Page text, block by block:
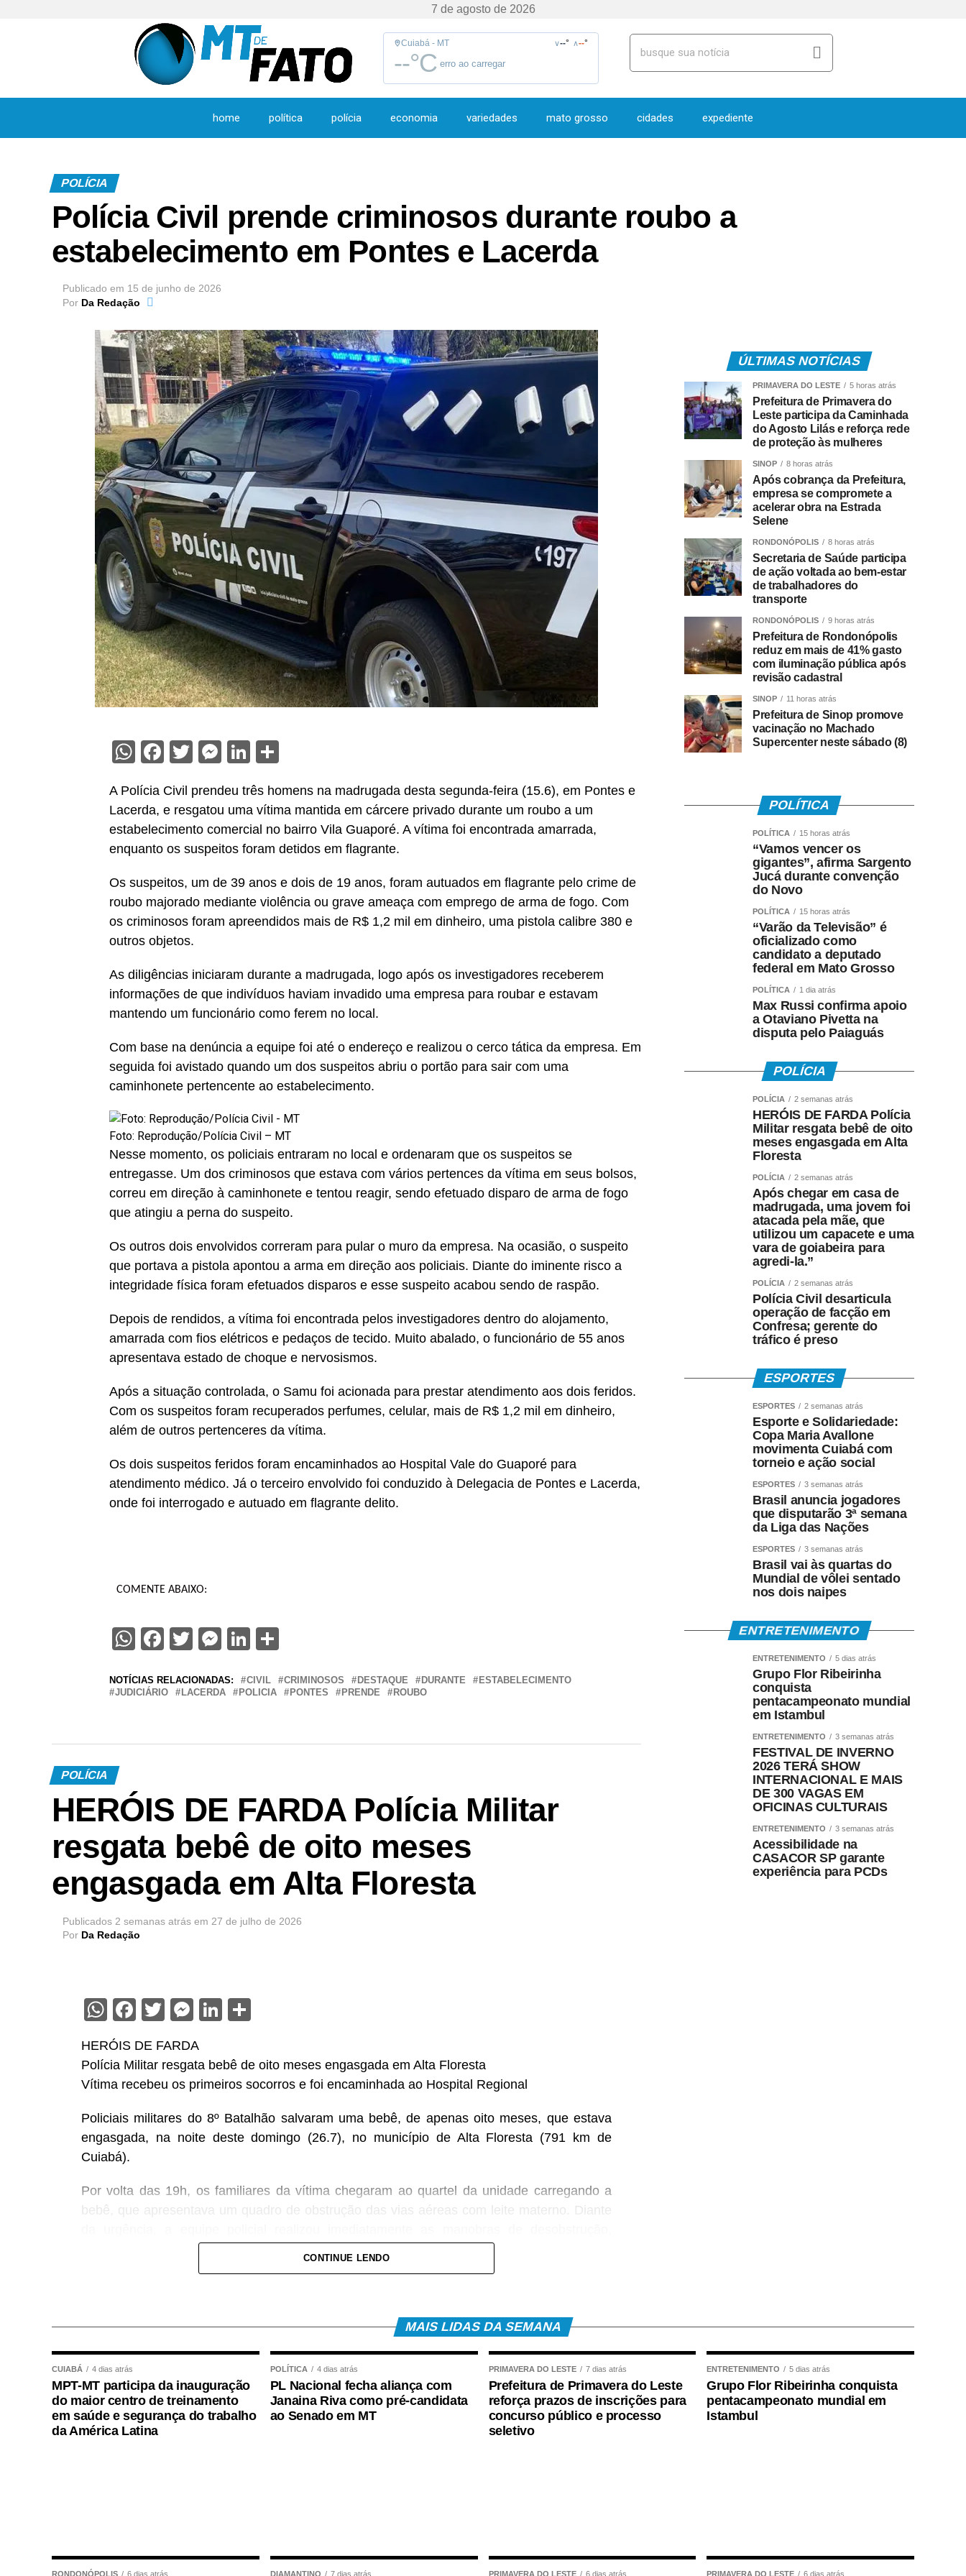
Cuiabá - MT ∨--° ∧--°
--°C erro ao carregar
home política polícia economia variedades mato grosso cidades expediente
7 de agosto de 2026
POLÍCIA
Polícia Civil prende criminosos durante roubo a
estabelecimento em Pontes e Lacerda
Publicado em 15 de junho de 2026
Por Da Redação
WhatsApp
Facebook
Twitter
Messenger
LinkedIn
A Polícia Civil prendeu três homens na madrugada desta segunda-feira (15.6), em Pontes e
Lacerda, e resgatou uma vítima mantida em cárcere privado durante um roubo a um
estabelecimento comercial no bairro Vila Guaporé. A vítima foi encontrada amarrada,
enquanto os suspeitos foram detidos em flagrante.
Os suspeitos, um de 39 anos e dois de 19 anos, foram autuados em flagrante pelo crime de
roubo majorado mediante violência ou grave ameaça com emprego de arma de fogo. Com
os criminosos foram apreendidos mais de R$ 1,2 mil em dinheiro, uma pistola calibre 380 e
outros objetos.
As diligências iniciaram durante a madrugada, logo após os investigadores receberem
informações de que indivíduos haviam invadido uma empresa para roubar e estavam
mantendo um funcionário como ferem no local.
Com base na denúncia a equipe foi até o endereço e realizou o cerco tática da empresa. Em
seguida foi avistado quando um dos suspeitos abriu o portão para sair com uma
caminhonete pertencente ao estabelecimento.
Foto: Reprodução/Polícia Civil – MT
Nesse momento, os policiais entraram no local e ordenaram que os suspeitos se
entregasse. Um dos criminosos que estava com vários pertences da vítima em seus bolsos,
correu em direção à caminhonete e tentou reagir, sendo efetuado disparo de arma de fogo
que atingiu a perna do suspeito.
Os outros dois envolvidos correram para pular o muro da empresa. Na ocasião, o suspeito
que portava a pistola apontou a arma em direção aos policiais. Diante do iminente risco a
integridade física foram efetuados disparos e esse suspeito acabou sendo de raspão.
Depois de rendidos, a vítima foi encontrada pelos investigadores dentro do alojamento,
amarrada com fios elétricos e pedaços de tecido. Muito abalado, o funcionário de 55 anos
apresentava estado de choque e nervosismos.
Após a situação controlada, o Samu foi acionada para prestar atendimento aos dois feridos.
Com os suspeitos foram recuperados perfumes, celular, mais de R$ 1,2 mil em dinheiro,
além de outros pertenceres da vítima.
Os dois suspeitos feridos foram encaminhados ao Hospital Vale do Guaporé para
atendimento médico. Já o terceiro envolvido foi conduzido à Delegacia de Pontes e Lacerda,
onde foi interrogado e autuado em flagrante delito.
COMENTE ABAIXO:
WhatsApp
Facebook
Twitter
Messenger
LinkedIn
NOTÍCIAS RELACIONADAS: CIVIL CRIMINOSOS DESTAQUE DURANTE
ESTABELECIMENTO
JUDICIÁRIO
LACERDA POLICIA PONTES PRENDE ROUBO
POLÍCIA
HERÓIS DE FARDA Polícia Militar
resgata bebê de oito meses
engasgada em Alta Floresta
Publicados 2 semanas atrás em 27 de julho de 2026
Por Da Redação
WhatsApp
Facebook
Twitter
Messenger
LinkedIn
HERÓIS DE FARDA
Polícia Militar resgata bebê de oito meses engasgada em Alta Floresta
Vítima recebeu os primeiros socorros e foi encaminhada ao Hospital Regional
Policiais militares do 8º Batalhão salvaram uma bebê, de apenas oito meses, que estava
engasgada, na noite deste domingo (26.7), no município de Alta Floresta (791 km de
Cuiabá).
Por volta das 19h, os familiares da vítima chegaram ao quartel da unidade carregando a
bebê, que apresentava um quadro de obstrução das vias aéreas com leite materno. Diante
conseguindo restabelecer a respiração da vítima.
plantão, que deu continuidade às avaliações e aos procedimentos necessários.
COMENTE ABAIXO:
WhatsApp
Facebook
Twitter
Messenger
LinkedIn
Share
CONTINUE LENDO
ÚLTIMAS NOTÍCIAS
PRIMAVERA DO LESTE 5 horas atrás
Prefeitura de Primavera do
Leste participa da Caminhada
do Agosto Lilás e reforça rede
de proteção às mulheres
SINOP 8 horas atrás
Após cobrança da Prefeitura,
empresa se compromete a
acelerar obra na Estrada
Selene
RONDONÓPOLIS 8 horas atrás
Secretaria de Saúde participa
de ação voltada ao bem-estar
de trabalhadores do
transporte
RONDONÓPOLIS 9 horas atrás
Prefeitura de Rondonópolis
reduz em mais de 41% gasto
com iluminação pública após
revisão cadastral
SINOP 11 horas atrás
Prefeitura de Sinop promove
vacinação no Machado
Supercenter neste sábado (8)
POLÍTICA
POLÍTICA 15 horas atrás
“Vamos vencer os
gigantes”, afirma Sargento
Jucá durante convenção
do Novo
POLÍTICA 15 horas atrás
“Varão da Televisão” é
oficializado como
candidato a deputado
federal em Mato Grosso
POLÍTICA 1 dia atrás
Max Russi confirma apoio
a Otaviano Pivetta na
disputa pelo Paiaguás
POLÍCIA
POLÍCIA 2 semanas atrás
HERÓIS DE FARDA Polícia
Militar resgata bebê de oito
meses engasgada em Alta
Floresta
POLÍCIA 2 semanas atrás
Após chegar em casa de
madrugada, uma jovem foi
atacada pela mãe, que
utilizou um capacete e uma
vara de goiabeira para
agredi-la.”
POLÍCIA 2 semanas atrás
Polícia Civil desarticula
operação de facção em
Confresa; gerente do
tráfico é preso
ESPORTES
ESPORTES 2 semanas atrás
Esporte e Solidariedade:
Copa Maria Avallone
movimenta Cuiabá com
torneio e ação social
ESPORTES 3 semanas atrás
Brasil anuncia jogadores
que disputarão 3ª semana
da Liga das Nações
ESPORTES 3 semanas atrás
Brasil vai às quartas do
Mundial de vôlei sentado
nos dois naipes
ENTRETENIMENTO
ENTRETENIMENTO 5 dias atrás
Grupo Flor Ribeirinha
conquista
pentacampeonato mundial
em Istambul
ENTRETENIMENTO 3 semanas atrás
FESTIVAL DE INVERNO
2026 TERÁ SHOW
INTERNACIONAL E MAIS
DE 300 VAGAS EM
OFICINAS CULTURAIS
ENTRETENIMENTO 3 semanas atrás
Acessibilidade na
CASACOR SP garante
experiência para PCDs
MAIS LIDAS DA SEMANA
CUIABÁ 4 dias atrás
MPT-MT participa da inauguração
do maior centro de treinamento
em saúde e segurança do trabalho
da América Latina
POLÍTICA 4 dias atrás
PL Nacional fecha aliança com
Janaina Riva como pré-candidata
ao Senado em MT
PRIMAVERA DO LESTE 7 dias atrás
Prefeitura de Primavera do Leste
reforça prazos de inscrições para
concurso público e processo
seletivo
ENTRETENIMENTO 5 dias atrás
Grupo Flor Ribeirinha conquista
pentacampeonato mundial em
Istambul
RONDONÓPOLIS 6 dias atrás DIAMANTINO 7 dias atrás PRIMAVERA DO LESTE 6 dias atrás PRIMAVERA DO LESTE 6 dias atrás